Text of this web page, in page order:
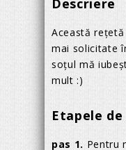
Descriere
Această
mai solicitate
soțul mă
mult :)
Etapele
pas 1. Pentru